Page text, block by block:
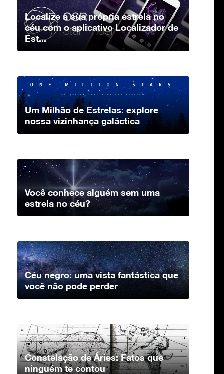
Localize a sua própria estrela no
céu com o aplicativo Localizador de
Est...
Um Milhão de Estrelas: explore
nossa vizinhança galáctica
Você conhece alguém sem uma
estrela no céu?
Céu negro: uma vista fantástica que
você não pode perder
Constelação de Áries: Fatos que
ninguém te contou